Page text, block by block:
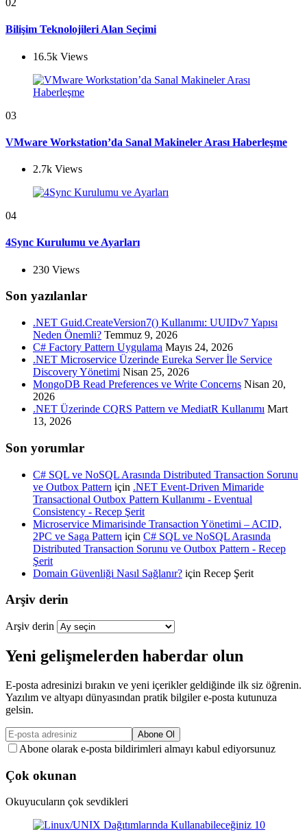
02
Bilişim Teknolojileri Alan Seçimi
16.5k Views
03
VMware Workstation’da Sanal Makineler Arası Haberleşme
2.7k Views
04
4Sync Kurulumu ve Ayarları
230 Views
Son yazılanlar
.NET Guid.CreateVersion7() Kullanımı: UUIDv7 Yapısı
Neden Önemli? Temmuz 9, 2026
C# Factory Pattern Uygulama Mayıs 24, 2026
.NET Microservice Üzerinde Eureka Server İle Service
Discovery Yönetimi Nisan 25, 2026
MongoDB Read Preferences ve Write Concerns Nisan 20,
2026
.NET Üzerinde CQRS Pattern ve MediatR Kullanımı Mart
13, 2026
Son yorumlar
C# SQL ve NoSQL Arasında Distributed Transaction Sorunu
ve Outbox Pattern için .NET Event-Driven Mimaride
Transactional Outbox Pattern Kullanımı - Eventual
Consistency - Recep Şerit
Microservice Mimarisinde Transaction Yönetimi – ACID,
2PC ve Saga Pattern için C# SQL ve NoSQL Arasında
Distributed Transaction Sorunu ve Outbox Pattern - Recep
Şerit
Domain Güvenliği Nasıl Sağlanır? için Recep Şerit
Arşiv derin
Arşiv derin
Yeni gelişmelerden haberdar olun
E-posta adresinizi bırakın ve yeni içerikler geldiğinde ilk siz öğrenin.
Yazılım ve altyapı dünyasından pratik bilgiler e-posta kutunuza
gelsin.
Abone Ol
Abone olarak e-posta bildirimleri almayı kabul ediyorsunuz
Çok okunan
Okuyucuların çok sevdikleri